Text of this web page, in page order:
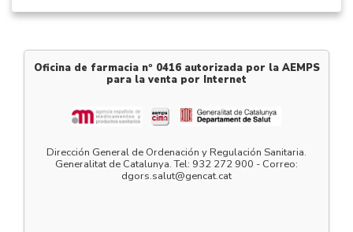
Oficina de farmacia nº 0416 autorizada por la AEMPS
para la venta por Internet
Dirección General de Ordenación y Regulación Sanitaria.
Generalitat de Catalunya. Tel: 932 272 900 - Correo:
dgors.salut@gencat.cat